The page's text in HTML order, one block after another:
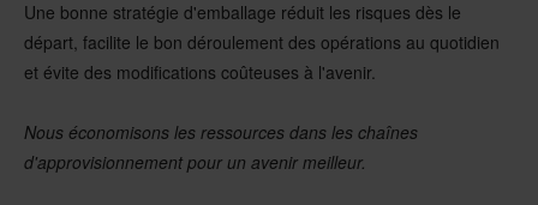
Une bonne stratégie d'emballage réduit les risques dès le
départ, facilite le bon déroulement des opérations au quotidien
et évite des modifications coûteuses à l'avenir.
Nous économisons les ressources dans les chaînes
d'approvisionnement pour un avenir meilleur.